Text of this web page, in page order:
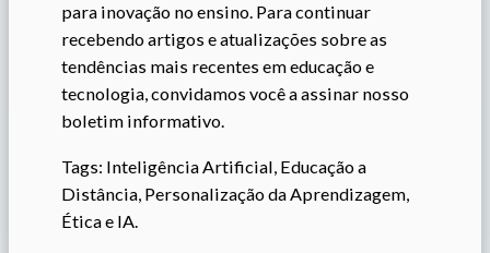
para inovação no ensino. Para continuar
recebendo artigos e atualizações sobre as
tendências mais recentes em educação e
tecnologia, convidamos você a assinar nosso
boletim informativo.
Tags: Inteligência Artificial, Educação a
Distância, Personalização da Aprendizagem,
Ética e IA.